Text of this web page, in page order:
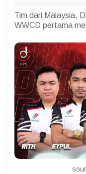
Tim dari Malaysia,
WWCD pertama